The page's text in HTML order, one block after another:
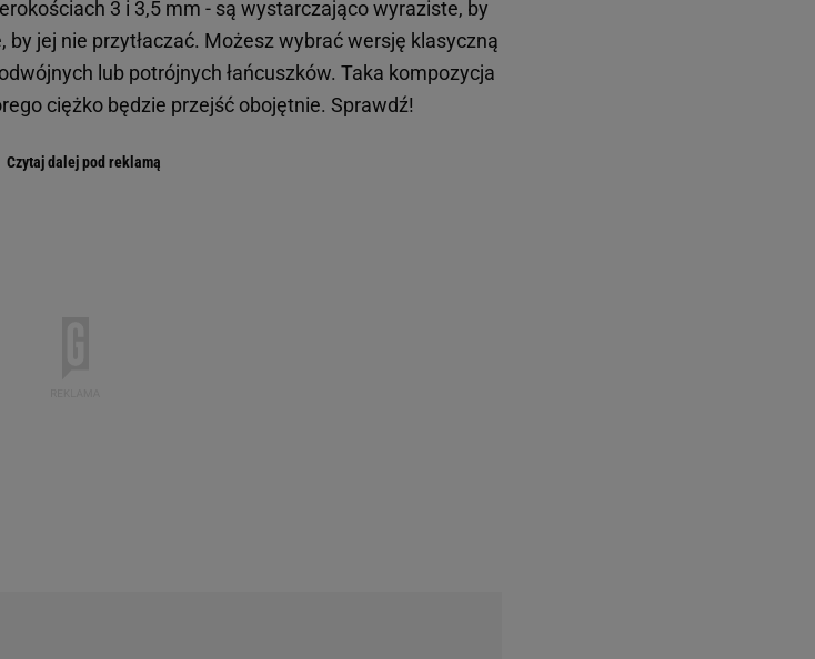
3 i 3,5 mm - są wystarczająco wyraziste, by
jej nie przytłaczać. Możesz wybrać wersję klasyczną
lub potrójnych łańcuszków. Taka kompozycja
ciężko będzie przejść obojętnie. Sprawdź!